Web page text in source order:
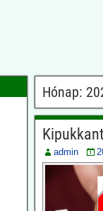
Hónap:
admin